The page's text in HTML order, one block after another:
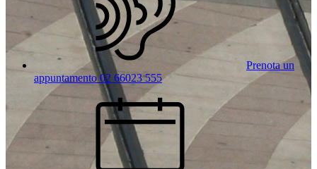
Prenota un
appuntamento 02 66023 555